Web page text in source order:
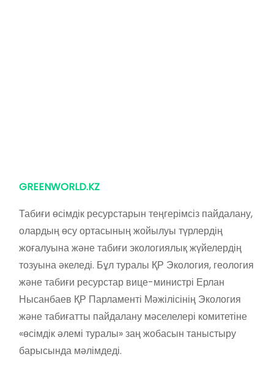
GREENWORLD.KZ
Табиғи өсімдік ресурстарын теңгерімсіз пайдалану,
олардың өсу ортасының жойылуы түрлердің
жоғалуына және табиғи экологиялық жүйелердің
тозуына әкеледі. Бұл туралы ҚР Экология, геология
және табиғи ресурстар вице-министрі Ерлан
Нысанбаев ҚР Парламенті Мәжілісінің Экология
және табиғатты пайдалану мәселелері комитетіне
«өсімдік әлемі туралы» заң жобасын таныстыру
барысында мәлімдеді.